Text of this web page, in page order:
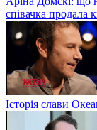
співачка продала
Історія слави